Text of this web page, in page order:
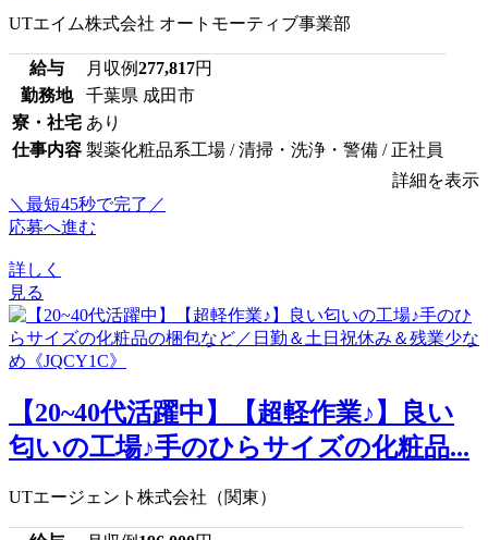
UTエイム株式会社 オートモーティブ事業部
給与 月収例277,817円
勤務地
千葉県 成田市
寮・社宅 あり
仕事内容 製薬化粧品系工場 / 清掃・洗浄・警備 / 正社員
詳細を表示
＼最短45秒で完了／
応募へ進む
詳しく
見る
【20~40代活躍中】【超軽作業♪】良い
匂いの工場♪手のひらサイズの化粧品...
UTエージェント株式会社（関東）